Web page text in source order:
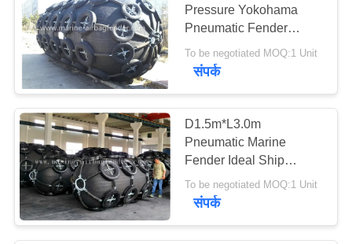
Pressure Yokohama
Pneumatic Fender
Safety Operation
To be negotiated MOQ:1 Unit
संपर्क
D1.5m*L3.0m
Pneumatic Marine
Fender Ideal Ship
Protection Customized
Size
To be negotiated MOQ:1 Unit
संपर्क